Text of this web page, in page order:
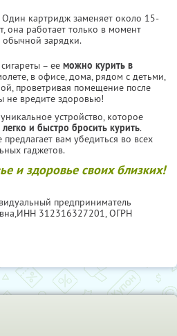
Один картридж заменяет около 15-
она работает только в момент
обычной зарядки.
– ее можно курить в
в офисе, дома, рядом с детьми,
проветривая помещение после
не вредите здоровью!
устройство, которое
легко и быстро бросить курить.
вам убедиться во всех
гаджетов.
и здоровье своих близких!
предприниматель
ИНН 312316327201, ОГРН